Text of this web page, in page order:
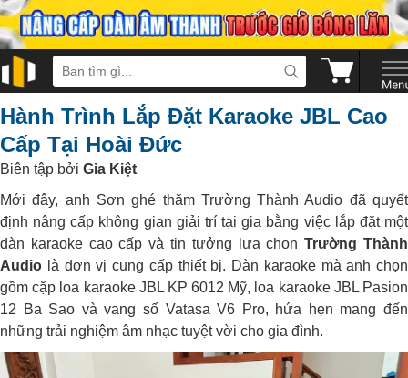
Hành Trình Lắp Đặt Karaoke JBL Cao
Cấp Tại Hoài Đức
Biên tập bởi Gia Kiệt
Mới đây, anh Sơn ghé thăm Trường Thành Audio đã quyết
định nâng cấp không gian giải trí tại gia bằng việc lắp đặt một
dàn karaoke cao cấp và tin tưởng lựa chọnTrường Thành
Audio là đơn vị cung cấp thiết bị. Dàn karaoke mà anh chọn
gồm cặp loa karaoke JBL KP 6012 Mỹ, loa karaoke JBL Pasion
12 Ba Sao và vang số Vatasa V6 Pro, hứa hẹn mang đến
những trải nghiệm âm nhạc tuyệt vời cho gia đình.